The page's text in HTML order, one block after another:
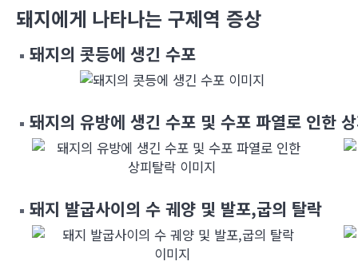
축산업발전에 기여토
돼지에게 나타나는 구제역 증상
돼지의 콧등에 생긴 수포
돼지의 유방에 생긴 수포 및 수포 파열로 인한
돼지 발굽사이의 수 궤양 및 발포,굽의 탈락